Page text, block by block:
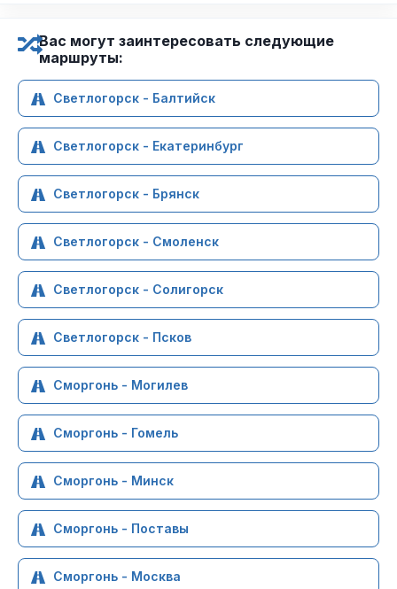
Вас могут заинтересовать следующие
маршруты:
Светлогорск - Балтийск
Светлогорск - Екатеринбург
Светлогорск - Брянск
Светлогорск - Смоленск
Светлогорск - Солигорск
Светлогорск - Псков
Сморгонь - Могилев
Сморгонь - Гомель
Сморгонь - Минск
Сморгонь - Поставы
Сморгонь - Москва